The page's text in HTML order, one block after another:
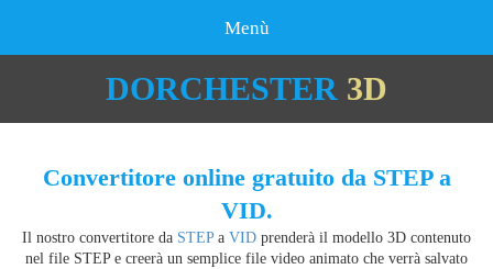
Menù
DORCHESTER 3D
Convertitore online gratuito da STEP a
VID.
Il nostro convertitore da STEPa VID prenderà il modello 3D contenuto
nel file STEP e creerà un semplice file video animato che verrà salvato